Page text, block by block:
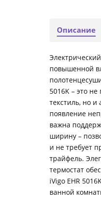
Описание
повышенной
5016K – это
текстиль, но
появление
важна
ширину –
и не требует
трайфель.
термостат
iVigo EHR
ванной